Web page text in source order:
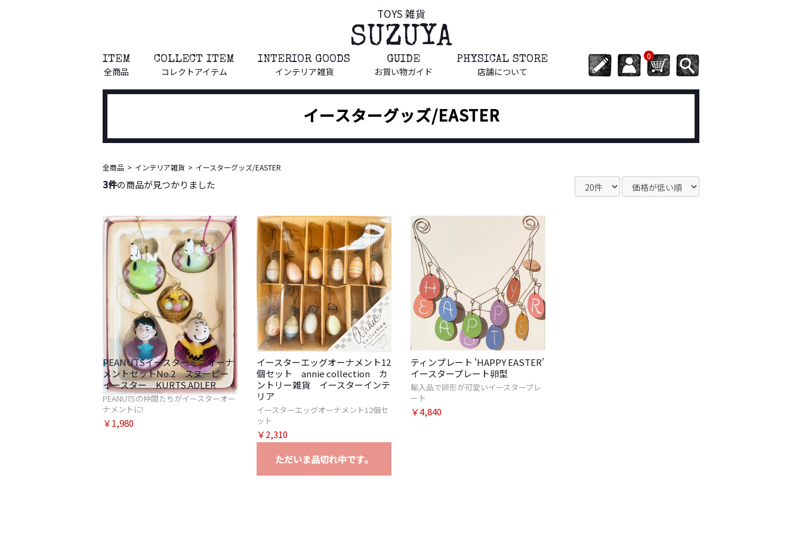
TOYS 雑貨
SUZUYA
0
ITEM
全商品
COLLECT ITEM
コレクトアイテム
INTERIOR GOODS
インテリア雑貨
GUIDE
お買い物ガイド
PHYSICAL STORE
店舗について
イースターグッズ/EASTER
全商品 インテリア雑貨 イースターグッズ/EASTER
3件の商品が見つかりました
PEANUTSイースターミニオーナ
メントセットNo.2 スヌーピー
イースター KURTS.ADLER
PEANUTSの仲間たちがイースターオー
ナメントに!
￥1,980
イースターエッグオーナメント12
個セット annie collection カ
ントリー雑貨 イースターインテ
リア
イースターエッグオーナメント12個セ
ット
￥2,310
ただいま品切れ中です。
ティンプレート 'HAPPY EASTER'
イースタープレート卵型
輸入品で卵形が可愛いイースタープレ
ート
￥4,840
お買い物を続ける カートへ進む